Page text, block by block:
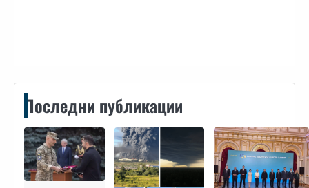
Последни публикации